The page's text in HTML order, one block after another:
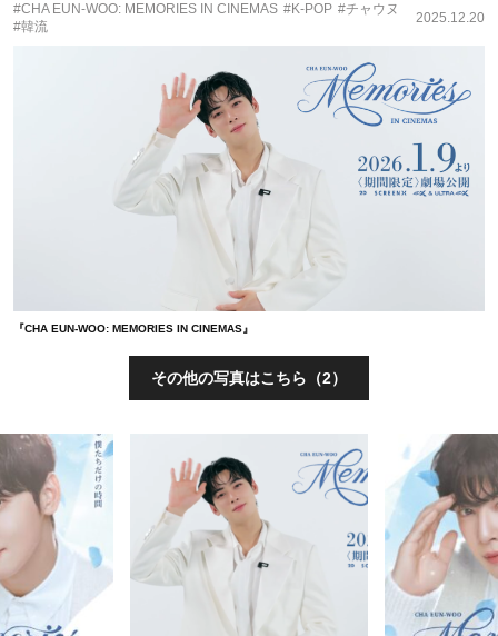
#CHA EUN-WOO: MEMORIES IN CINEMAS #K-POP #チャウヌ
#韓流
2025.12.20
『CHA EUN-WOO: MEMORIES IN CINEMAS』
その他の写真はこちら（2）